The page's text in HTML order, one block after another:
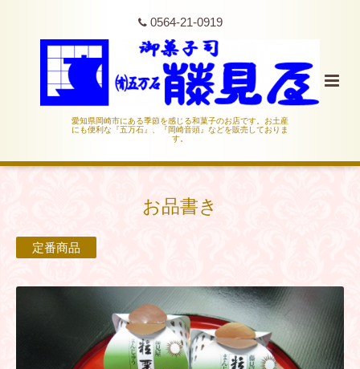
0564-21-0919
愛知県岡崎市にある季節を感じる和菓子のお店です。お土産
にも便利な『五万石』、『岡崎音頭』などを販売しておりま
す。
お品書き
定番商品